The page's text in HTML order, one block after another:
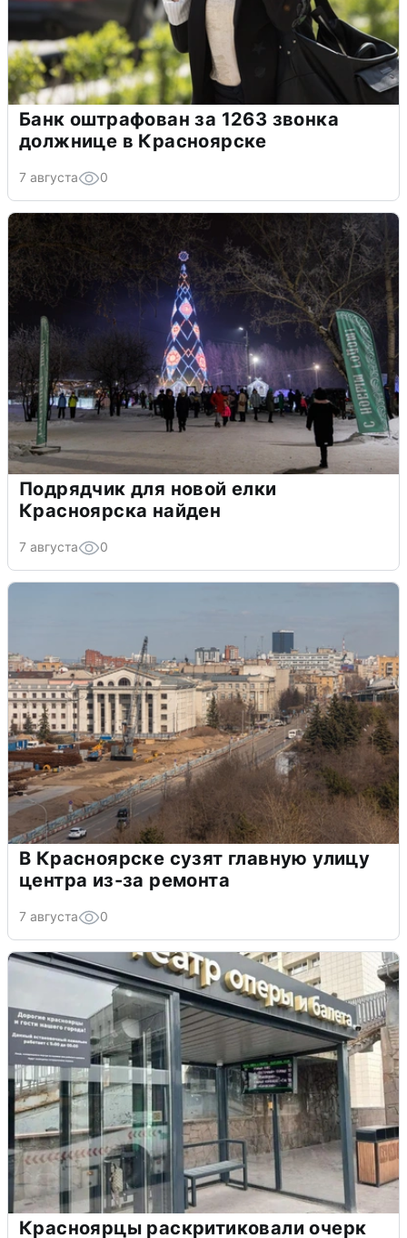
Банк оштрафован за 1263 звонка
должнице в Красноярске
7 августа 0
Подрядчик для новой елки
Красноярска найден
7 августа 0
В Красноярске сузят главную улицу
центра из-за ремонта
7 августа 0
Красноярцы раскритиковали очерк